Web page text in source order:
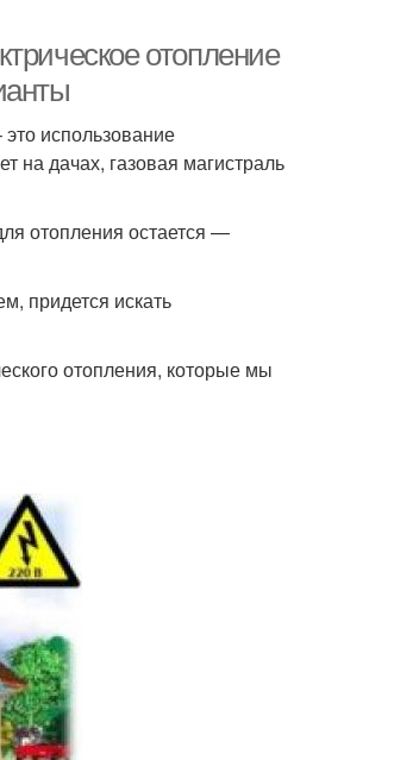
отопление
использование
на дачах, газовая магистраль
отопления остается —
придется искать
отопления, которые мы